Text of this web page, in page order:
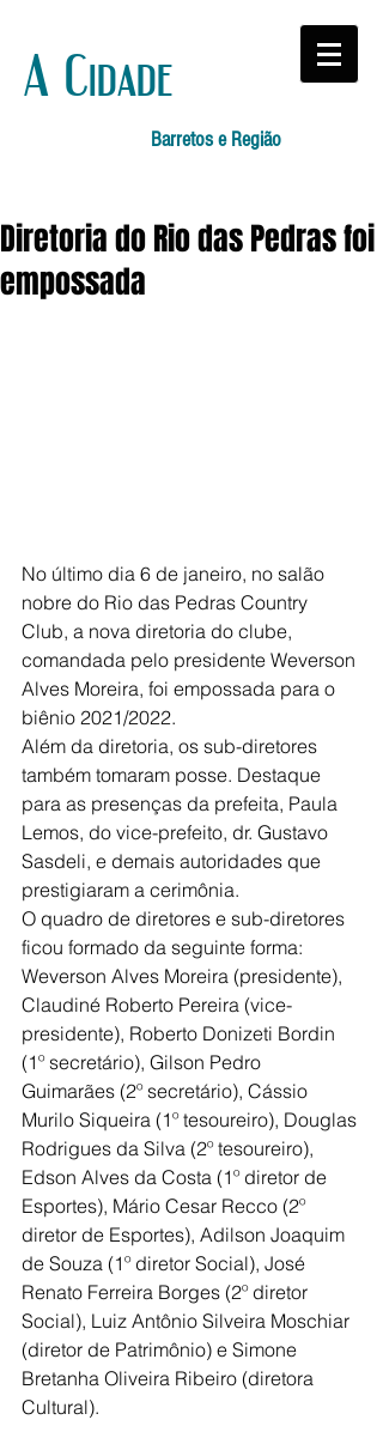
A Cidade
Barretos e Região
Diretoria do Rio das Pedras foi
empossada
No último dia 6 de janeiro, no salão
nobre do Rio das Pedras Country
Club, a nova diretoria do clube,
comandada pelo presidente Weverson
Alves Moreira, foi empossada para o
biênio 2021/2022.
Além da diretoria, os sub-diretores
também tomaram posse. Destaque
para as presenças da prefeita, Paula
Lemos, do vice-prefeito, dr. Gustavo
Sasdeli, e demais autoridades que
prestigiaram a cerimônia.
O quadro de diretores e sub-diretores
ficou formado da seguinte forma:
Weverson Alves Moreira (presidente),
Claudiné Roberto Pereira (vice-
presidente), Roberto Donizeti Bordin
(1º secretário), Gilson Pedro
Guimarães (2º secretário), Cássio
Murilo Siqueira (1º tesoureiro), Douglas
Rodrigues da Silva (2º tesoureiro),
Edson Alves da Costa (1º diretor de
Esportes), Mário Cesar Recco (2º
diretor de Esportes), Adilson Joaquim
de Souza (1º diretor Social), José
Renato Ferreira Borges (2º diretor
Social), Luiz Antônio Silveira Moschiar
(diretor de Patrimônio) e Simone
Bretanha Oliveira Ribeiro (diretora
Cultural).